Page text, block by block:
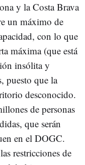
y la Costa Brava
un máximo de
con lo que
máxima (que está
insólita y
puesto que la
desconocido.
de personas
que serán
en el DOGC.
restricciones de